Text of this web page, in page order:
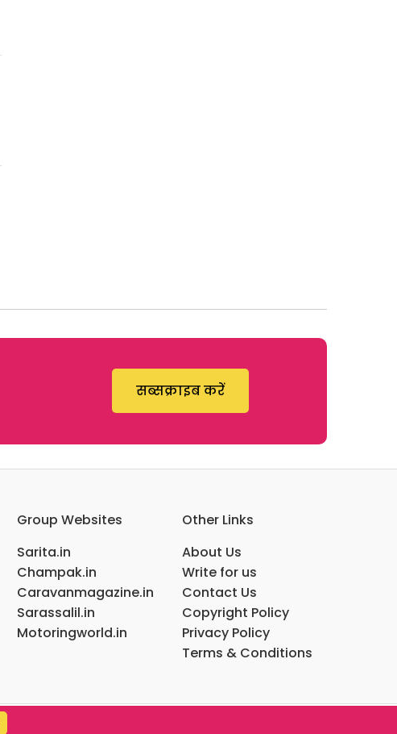
सब्सक्राइब करें
Group Websites
Sarita.in
Champak.in
Caravanmagazine.in
Sarassalil.in
Motoringworld.in
Other Links
About Us
Write for us
Contact Us
Copyright Policy
Privacy Policy
Terms & Conditions